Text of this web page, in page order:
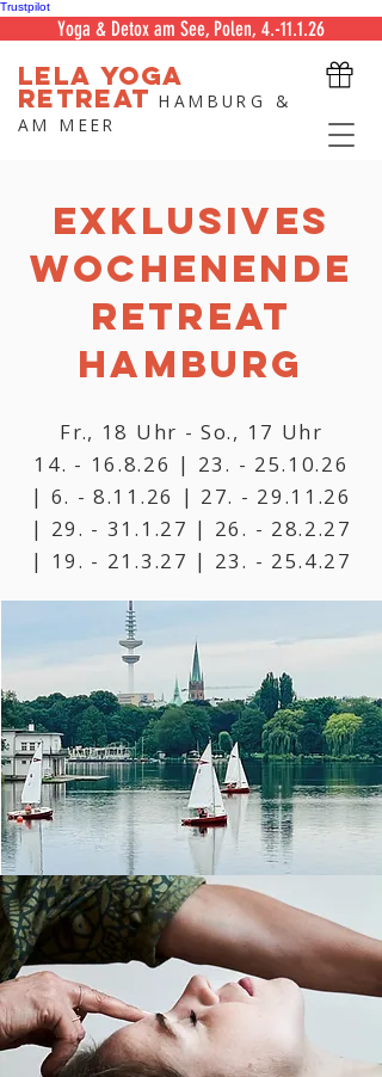
Trustpilot
LELA YOGA
RETREATHAMBURG &
AM MEER
Yoga & Detox am See, Polen, 4.-11.1.26
EXKLUSIVES
WOCHENENDE
Retreat
Hamburg
Fr., 18 Uhr - So., 17 Uhr
14. - 16.8.26 | 23. - 25.10.26
| 6. - 8.11.26 | 27. - 29.11.26
| 29. - 31.1.27 | 26. - 28.2.27
|
19. - 21.3.27 | 23. - 25.4.27